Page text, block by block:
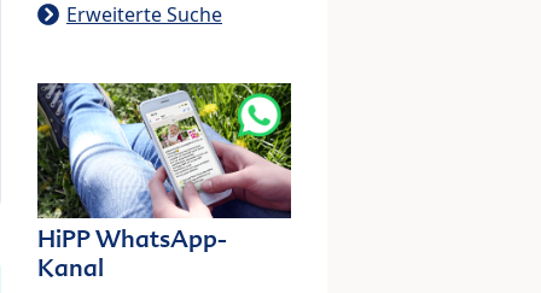
Erweiterte Suche
HiPP WhatsApp-
Kanal